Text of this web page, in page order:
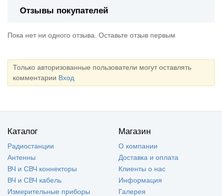
Отзывы покупателей
Пока нет ни одного отзыва. Оставьте отзыв первым
Только авторизованные пользователи могут оставлять
комментарии Вход
Каталог
Радиостанции
Антенны
ВЧ и СВЧ коннекторы
ВЧ и СВЧ кабель
Измерительные приборы
Магазин
О компании
Доставка и оплата
Клиенты о нас
Информация
Галерея